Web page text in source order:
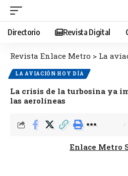
Directorio Revista Digital
Revista Enlace Metro > La
LA AVIACIÓN HOY DÍA
La crisis de la turbosina ya
las aerolíneas
Enlace Metro